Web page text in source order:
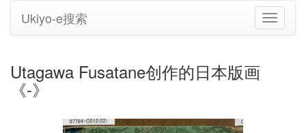
切
换
Ukiyo-e搜索
Utagawa Fusatane创作的日本版画
《-》